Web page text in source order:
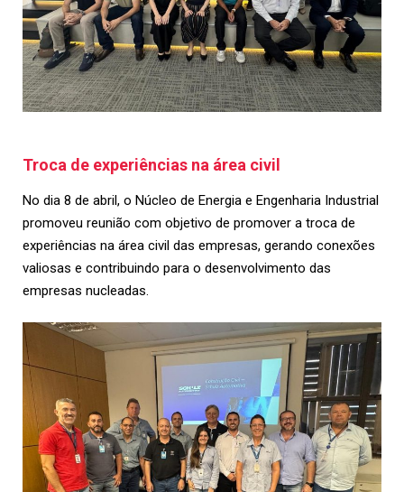
Troca de experiências na área civil
No dia 8 de abril, o Núcleo de Energia e Engenharia Industrial
promoveu reunião com objetivo de promover a troca de
experiências na área civil das empresas, gerando conexões
valiosas e contribuindo para o desenvolvimento das
empresas nucleadas.